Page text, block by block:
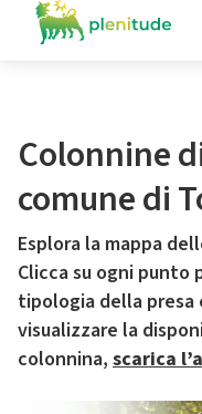
Colonnine
comune di
Esplora la mappa
Clicca su ogni punto
tipologia della presa
visualizzare la
colonnina, scarica